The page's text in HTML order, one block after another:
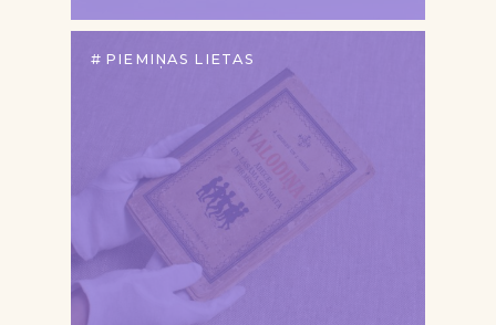
PIEMIŅAS LIETAS